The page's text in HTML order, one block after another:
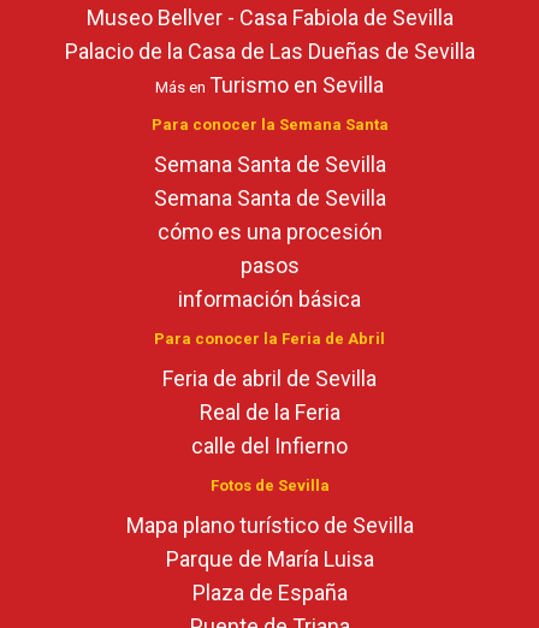
Museo Bellver - Casa Fabiola de Sevilla
Palacio de la Casa de Las Dueñas de Sevilla
Más en Turismo en Sevilla
Para conocer la Semana Santa
Semana Santa de Sevilla
Semana Santa de Sevilla
cómo es una procesión
pasos
información básica
Para conocer la Feria de Abril
Feria de abril de Sevilla
Real de la Feria
calle del Infierno
Fotos de Sevilla
Mapa plano turístico de Sevilla
Parque de María Luisa
Plaza de España